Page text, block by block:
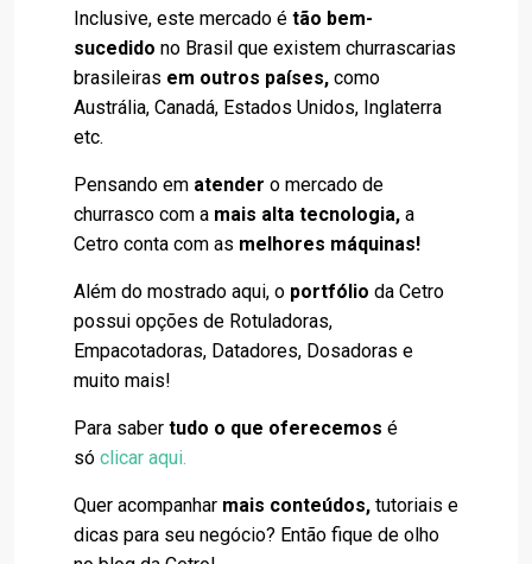
Inclusive, este mercado é tão bem-
sucedido no Brasil que existem churrascarias
brasileiras em outros países, como
Austrália, Canadá, Estados Unidos, Inglaterra
etc.
Pensando em atender o mercado de
churrasco com a mais alta tecnologia, a
Cetro conta com as melhores máquinas!
Além do mostrado aqui, o portfólio da Cetro
possui opções de Rotuladoras,
Empacotadoras, Datadores, Dosadoras e
muito mais!
Para saber tudo o que oferecemos é
só clicar aqui.
Quer acompanhar mais conteúdos, tutoriais e
dicas para seu negócio? Então fique de olho